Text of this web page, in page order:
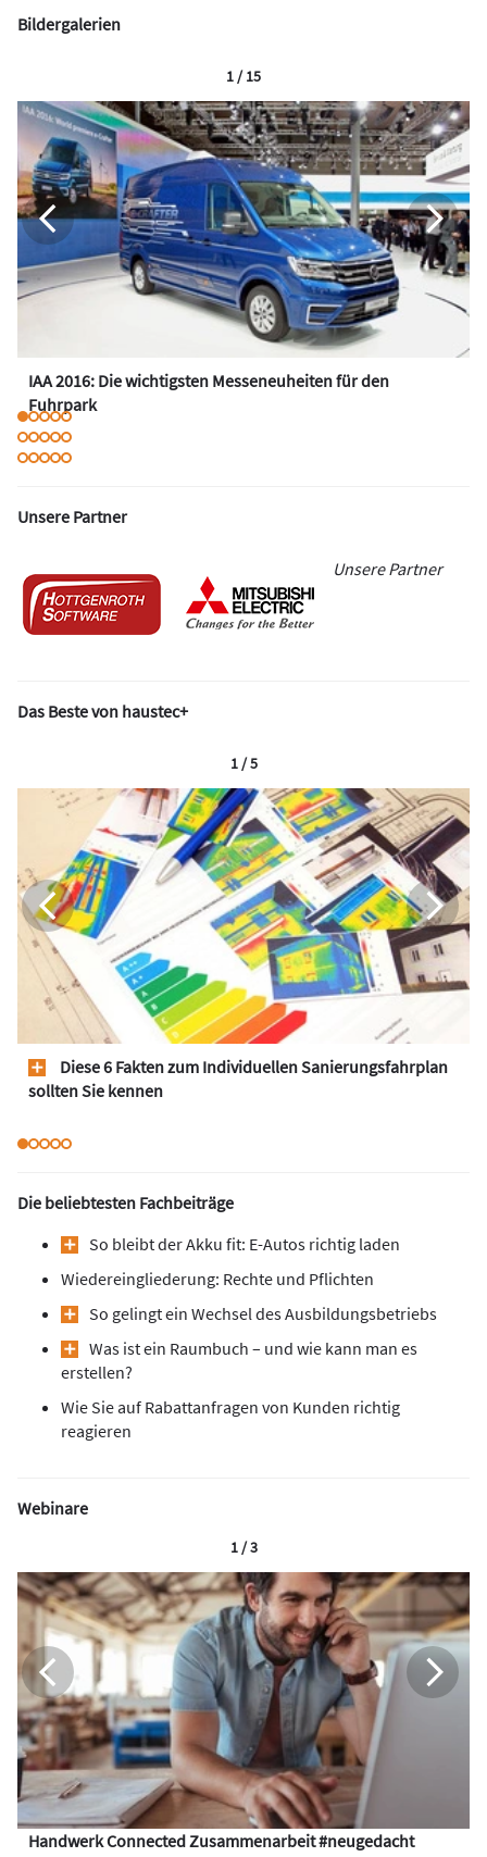
Bildergalerien
IAA 2016: Die wichtigsten Messeneuheiten für den
Fuhrpark
1 / 15
Unsere Partner
Unsere Partner
Das Beste von haustec+
Diese 6 Fakten zum Individuellen Sanierungsfahrplan
sollten Sie kennen
1 / 5
Die beliebtesten Fachbeiträge
So bleibt der Akku fit: E-Autos richtig laden
Wiedereingliederung: Rechte und Pflichten
So gelingt ein Wechsel des Ausbildungsbetriebs
Was ist ein Raumbuch – und wie kann man es
erstellen?
Wie Sie auf Rabattanfragen von Kunden richtig
reagieren
Webinare
Handwerk Connected Zusammenarbeit #neugedacht
1 / 3